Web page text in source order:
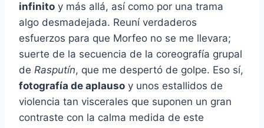
infinito y más allá, así como por una trama
algo desmadejada. Reuní verdaderos
esfuerzos para que Morfeo no se me llevara;
suerte de la secuencia de la coreografía grupal
de Rasputín, que me despertó de golpe. Eso sí,
fotografía de aplauso y unos estallidos de
violencia tan viscerales que suponen un gran
contraste con la calma medida de este